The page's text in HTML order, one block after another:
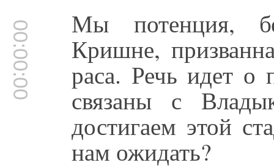
00:00:00 Мы потенция,
Кришне,
раса. Речь идет о
связаны с
достигаем этой
нам ожидать?